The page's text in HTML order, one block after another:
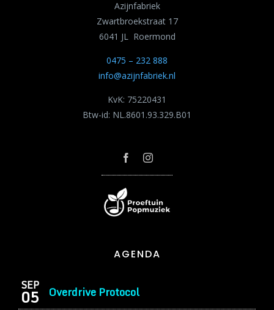
AGENDA
SEP
05 Overdrive Protocol
Azijnfabriek
Zwartbroekstraat 17
6041 JL Roermond
0475 – 232 888
info@azijnfabriek.nl
KvK: 75220431
Btw-id: NL.8601.93.329.B01